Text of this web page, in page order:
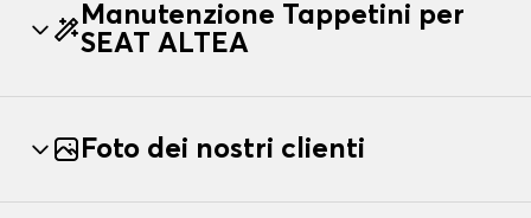
Manutenzione Tappetini per
SEAT ALTEA
Foto dei nostri clienti